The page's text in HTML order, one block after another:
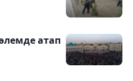
атап